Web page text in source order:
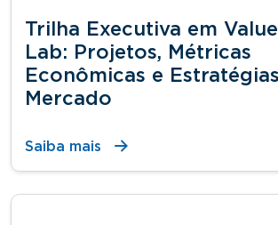
Trilha Executiva em
Lab: Projetos, Métricas
Econômicas e
Mercado
Saiba mais